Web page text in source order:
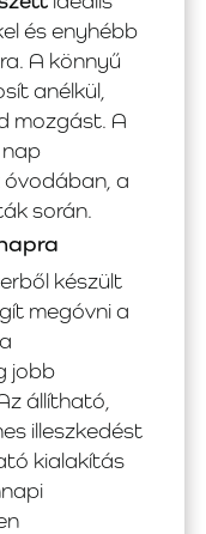
és enyhébb
A könnyű
anélkül,
mozgást. A
óvodában, a
során.
készült
megóvni a
jobb
állítható,
illeszkedést
kialakítás